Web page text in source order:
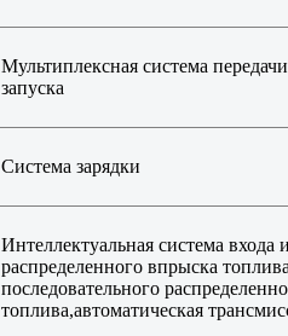
Мультиплексная система
запуска
Система зарядки
Интеллектуальная система входа
распределенного впрыска
последовательного
топлива,автоматическая